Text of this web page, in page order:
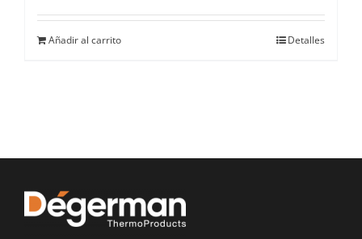
Añadir al carrito Detalles